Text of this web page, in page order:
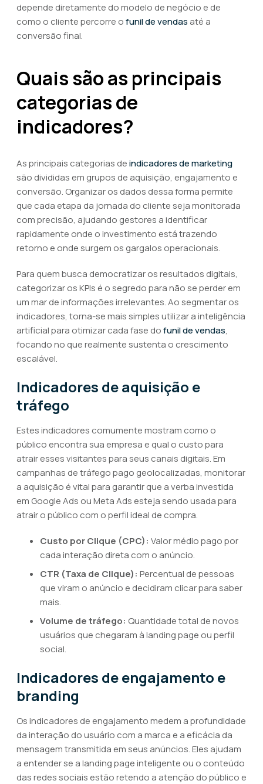
depende diretamente do modelo de negócio e de
como o cliente percorre ofunil de vendas até a
conversão final.
Quais são as principais
categorias de
indicadores?
As principais categorias deindicadores de marketing
são divididas em grupos de aquisição, engajamento e
conversão. Organizar os dados dessa forma permite
que cada etapa da jornada do cliente seja monitorada
com precisão, ajudando gestores a identificar
rapidamente onde o investimento está trazendo
retorno e onde surgem os gargalos operacionais.
Para quem busca democratizar os resultados digitais,
categorizar os KPIs é o segredo para não se perder em
um mar de informações irrelevantes. Ao segmentar os
indicadores, torna-se mais simples utilizar a inteligência
artificial para otimizar cada fase dofunil de vendas,
focando no que realmente sustenta o crescimento
escalável.
Indicadores de aquisição e
tráfego
Estes indicadores comumente mostram como o
público encontra sua empresa e qual o custo para
atrair esses visitantes para seus canais digitais. Em
campanhas de tráfego pago geolocalizadas, monitorar
a aquisição é vital para garantir que a verba investida
em Google Ads ou Meta Ads esteja sendo usada para
atrair o público com o perfil ideal de compra.
Custo por Clique (CPC): Valor médio pago por
cada interação direta com o anúncio.
CTR (Taxa de Clique): Percentual de pessoas
que viram o anúncio e decidiram clicar para saber
mais.
Volume de tráfego: Quantidade total de novos
usuários que chegaram à landing page ou perfil
social.
Indicadores de engajamento e
branding
Os indicadores de engajamento medem a profundidade
da interação do usuário com a marca e a eficácia da
mensagem transmitida em seus anúncios. Eles ajudam
a entender se a landing page inteligente ou o conteúdo
das redes sociais estão retendo a atenção do público e